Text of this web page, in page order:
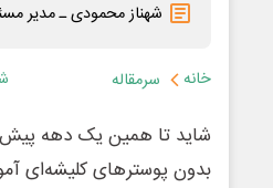
شهناز محمودی ـ مدیر
خانه سرمقاله
شاید تا همین یک دهه پیش،
بدون پوسترهای کلیشه‌ای